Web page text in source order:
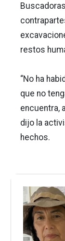
restos
“No ha
que no
encuentra,
dijo la
hechos.